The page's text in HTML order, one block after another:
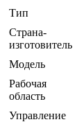
Тип
Страна-
изготовитель
Модель
Рабочая
область
Управление